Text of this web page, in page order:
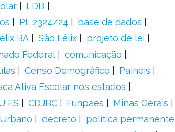
LDB
PL 2324/24
base de dados
BA São Félix
projeto de lei
Federal
comunicação
Censo Demográfico
Painéis
Ativa Escolar nos estados
ES CDJBC Funpaes
Minas Gerais
decreto
política permanente